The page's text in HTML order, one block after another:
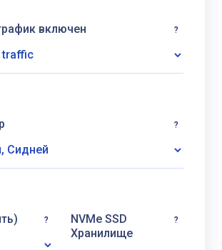
включен ?
?
?
NVMe SSD
Хранилище
?